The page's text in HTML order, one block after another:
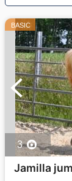
BASIC
3
Jamilla